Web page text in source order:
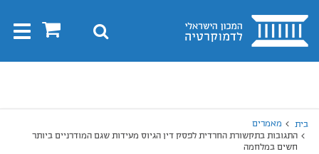
בית 0 חיפוש
בית
מאמרים
התגובות בתקשורת החרדית לפסק דין הגיוס מעידות שגם המודרניים ביותר
חשים במלחמה